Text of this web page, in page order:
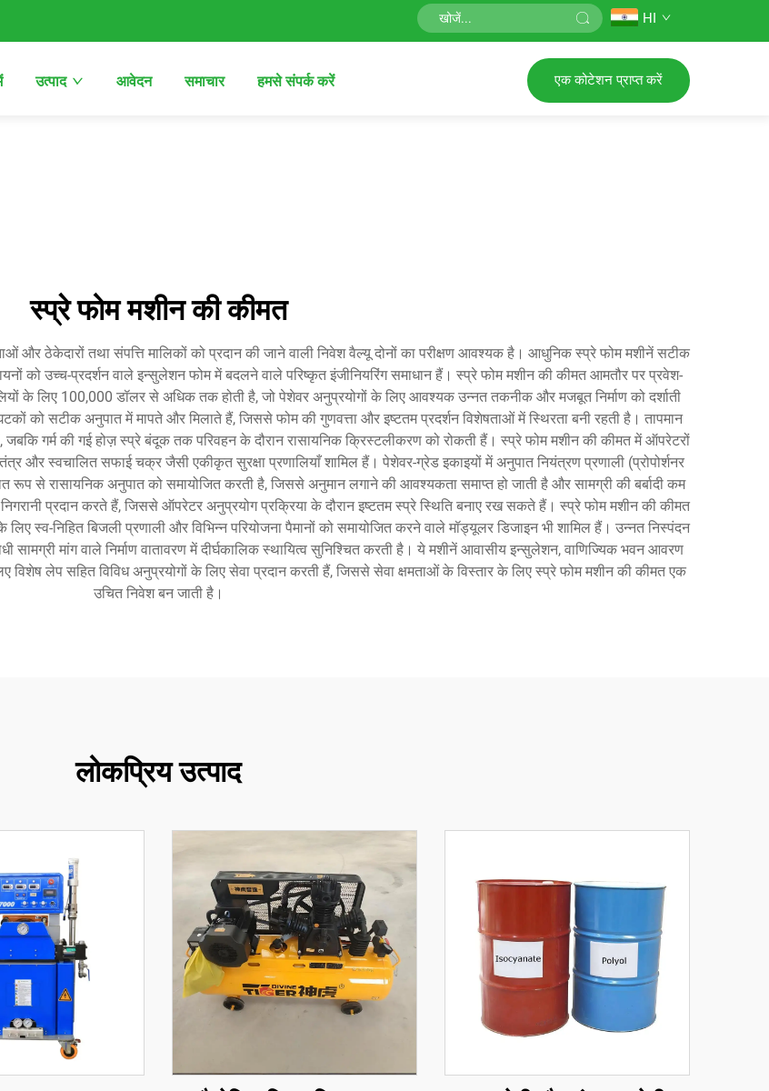
HI
उत्पाद आवेदन समाचार हमसे संपर्क करें एक कोटेशन प्राप्त करें
स्प्रे फोम मशीन की कीमत
ठेकेदारों तथा संपत्ति मालिकों को प्रदान की जाने वाली निवेश वैल्यू दोनों का परीक्षण आवश्यक है। आधुनिक स्प्रे फोम मशीनें सटीक
को उच्च-प्रदर्शन वाले इन्सुलेशन फोम में बदलने वाले परिष्कृत इंजीनियरिंग समाधान हैं। स्प्रे फोम मशीन की कीमत आमतौर पर प्रवेश-
के लिए 100,000 डॉलर से अधिक तक होती है, जो पेशेवर अनुप्रयोगों के लिए आवश्यक उन्नत तकनीक और मजबूत निर्माण को दर्शाती
को सटीक अनुपात में मापते और मिलाते हैं, जिससे फोम की गुणवत्ता और इष्टतम प्रदर्शन विशेषताओं में स्थिरता बनी रहती है। तापमान
गर्म की गई होज़ स्प्रे बंदूक तक परिवहन के दौरान रासायनिक क्रिस्टलीकरण को रोकती हैं। स्प्रे फोम मशीन की कीमत में ऑपरेटरों
और स्वचालित सफाई चक्र जैसी एकीकृत सुरक्षा प्रणालियाँ शामिल हैं। पेशेवर-ग्रेड इकाइयों में अनुपात नियंत्रण प्रणाली (प्रोपोर्शनर
रूप से रासायनिक अनुपात को समायोजित करती है, जिससे अनुमान लगाने की आवश्यकता समाप्त हो जाती है और सामग्री की बर्बादी कम
प्रदान करते हैं, जिससे ऑपरेटर अनुप्रयोग प्रक्रिया के दौरान इष्टतम स्प्रे स्थिति बनाए रख सकते हैं। स्प्रे फोम मशीन की कीमत
स्व-निहित बिजली प्रणाली और विभिन्न परियोजना पैमानों को समायोजित करने वाले मॉड्यूलर डिजाइन भी शामिल हैं। उन्नत निस्पंदन
मांग वाले निर्माण वातावरण में दीर्घकालिक स्थायित्व सुनिश्चित करती है। ये मशीनें आवासीय इन्सुलेशन, वाणिज्यिक भवन आवरण
विशेष लेप सहित विविध अनुप्रयोगों के लिए सेवा प्रदान करती हैं, जिससे सेवा क्षमताओं के विस्तार के लिए स्प्रे फोम मशीन की कीमत एक
उचित निवेश बन जाती है।
लोकप्रिय उत्पाद